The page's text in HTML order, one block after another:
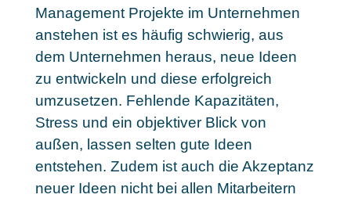
Management Projekte im Unternehmen
anstehen ist es häufig schwierig, aus
dem Unternehmen heraus, neue Ideen
zu entwickeln und diese erfolgreich
umzusetzen. Fehlende Kapazitäten,
Stress und ein objektiver Blick von
außen, lassen selten gute Ideen
entstehen. Zudem ist auch die Akzeptanz
neuer Ideen nicht bei allen Mitarbeitern